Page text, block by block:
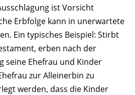
ist Vorsicht
Erbfolge kann in unerwartete
Ein typisches Beispiel: Stirbt
erben nach der
seine Ehefrau und Kinder
zur Alleinerbin zu
werden, dass die Kinder